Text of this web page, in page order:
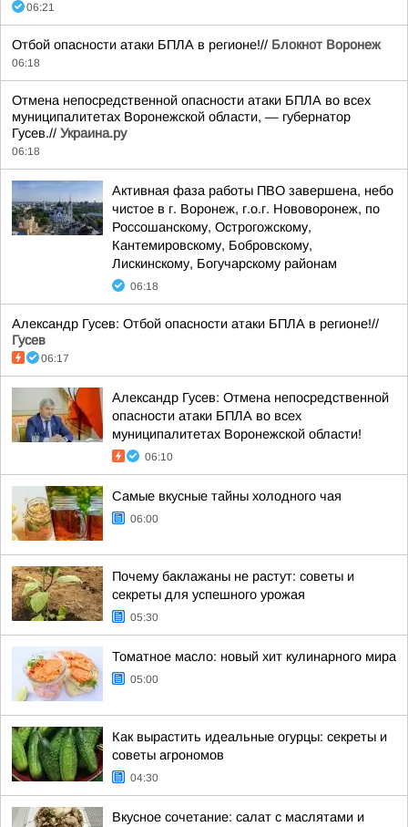
06:21
Отбой опасности атаки БПЛА в регионе!// Блокнот Воронеж
06:18
Отмена непосредственной опасности атаки БПЛА во всех
муниципалитетах Воронежской области, — губернатор
Гусев.// Украина.ру
06:18
Активная фаза работы ПВО завершена, небо
чистое в г. Воронеж, г.о.г. Нововоронеж, по
Россошанскому, Острогожскому,
Кантемировскому, Бобровскому,
Лискинскому, Богучарскому районам
06:18
Александр Гусев: Отбой опасности атаки БПЛА в регионе!//
Гусев
06:17
Александр Гусев: Отмена непосредственной
опасности атаки БПЛА во всех
муниципалитетах Воронежской области!
06:10
Самые вкусные тайны холодного чая
06:00
Почему баклажаны не растут: советы и
секреты для успешного урожая
05:30
Томатное масло: новый хит кулинарного мира
05:00
Как вырастить идеальные огурцы: секреты и
советы агрономов
04:30
Вкусное сочетание: салат с маслятами и